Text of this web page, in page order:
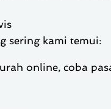
sering kami temui:
online, coba